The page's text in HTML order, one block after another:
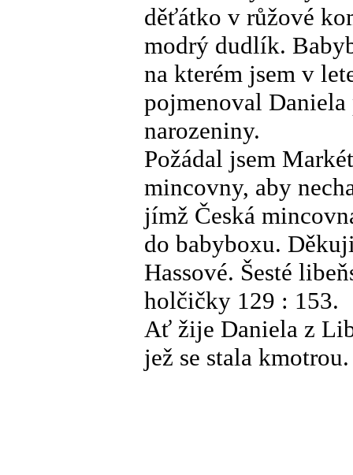
děťátko v růžové
modrý dudlík.
na kterém jsem v
pojmenoval Daniela
narozeniny.
Požádal jsem
mincovny, aby
jímž Česká
do babyboxu.
Hassové. Šesté
holčičky 129 : 153.
Ať žije Daniela z
jež se stala